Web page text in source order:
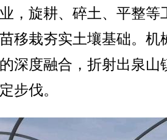
，旋耕、碎土、平整等
移栽夯实土壤基础。机
深度融合，折射出泉山
步伐。